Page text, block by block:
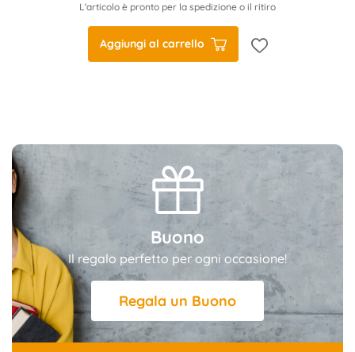
L'articolo è pronto per la spedizione o il ritiro
Aggiungi al carrello
Buono
Il regalo perfetto per ogni occasione!
Regala un Buono